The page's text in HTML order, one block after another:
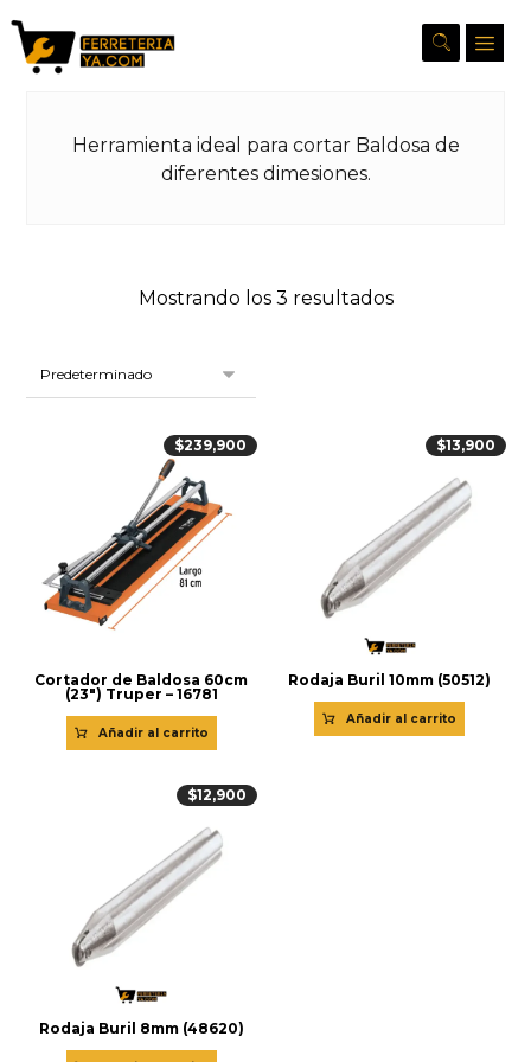
Herramienta ideal para cortar Baldosa de
diferentes dimesiones.
Mostrando los 3 resultados
Cortador de Baldosa 60cm
(23″) Truper – 16781
$239,900
Añadir al carrito
Rodaja Buril 10mm (50512)
$13,900
Añadir al carrito
Rodaja Buril 8mm (48620)
$12,900